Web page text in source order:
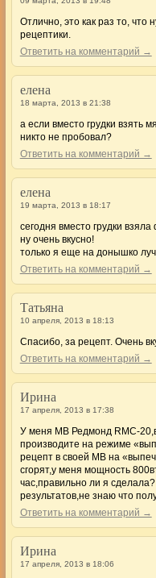
Отлично, это как раз то,
рецептики.
Ответить на комментарий →
елена
18 марта, 2013 в 21:38
а если вместо грудки взять
никто не пробовал?
Ответить на комментарий →
елена
19 марта, 2013 в 18:17
сегодня вместо грудки
ну очень вкусно!
только я еще на донышко
Ответить на комментарий →
Татьяна
10 апреля, 2013 в 18:13
Спасибо, за рецепт. Очень
Ответить на комментарий →
Ирина
17 апреля, 2013 в 17:38
У меня МВ Редмонд RMC-
производите на режиме
рецепт в своей МВ на
сгорят,у меня мощность
час,правильно ли я
результатов,не знаю что
Ответить на комментарий →
Ирина
17 апреля, 2013 в 18:06